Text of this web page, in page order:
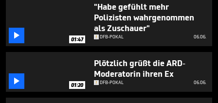
seconds
 01:47
"Habe gefühlt mehr
Polizisten wahrgenommen
als Zuschauer"
DFB-POKAL 06.06.
 01:20
Plötzlich grüßt die ARD-
Moderatorin ihren Ex
DFB-POKAL 06.06.